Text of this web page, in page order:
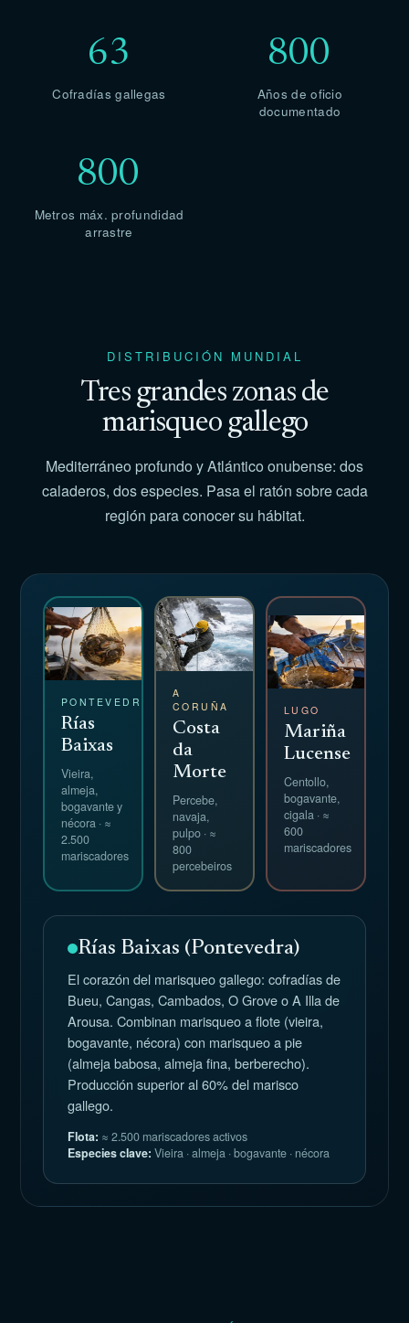
63
Cofradías gallegas
800
Años de oficio
documentado
800
Metros máx. profundidad
arrastre
DISTRIBUCIÓN MUNDIAL
Tres grandes zonas de
marisqueo gallego
Mediterráneo profundo y Atlántico onubense: dos
caladeros, dos especies. Pasa el ratón sobre cada
región para conocer su hábitat.
PONTEVEDRA
Rías
Baixas
Vieira,
almeja,
bogavante y
nécora · ≈
2.500
mariscadores
A
CORUÑA
Costa
da
Morte
Percebe,
navaja,
pulpo · ≈
800
percebeiros
LUGO
Mariña
Lucense
Centollo,
bogavante,
cigala · ≈
600
mariscadores
Rías Baixas (Pontevedra)
El corazón del marisqueo gallego: cofradías de
Bueu, Cangas, Cambados, O Grove o A Illa de
Arousa. Combinan marisqueo a flote (vieira,
bogavante, nécora) con marisqueo a pie
(almeja babosa, almeja fina, berberecho).
Producción superior al 60% del marisco
gallego.
Flota: ≈ 2.500 mariscadores activos
Especies clave: Vieira · almeja · bogavante · nécora